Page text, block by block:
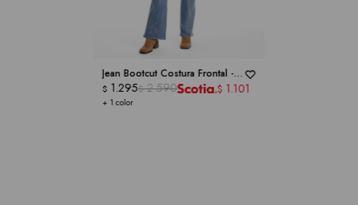
Jean Bootcut Costura Frontal -
ROYALTY COLLECTION
+ 1 color
$ 1.295$ 2.590 $ 1.101